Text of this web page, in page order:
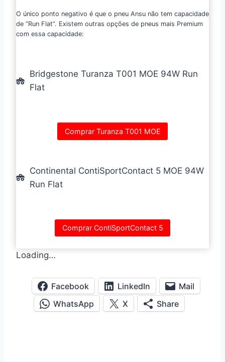
O único ponto negativo é que o pneu Ansu não tem capacidade
de “Run Flat”. Existem outras opções de pneus mais Premium
com essa capacidade:
Bridgestone Turanza T001 MOE 94W Run
Flat
Comprar Turanza T001 MOE
Continental ContiSportContact 5 MOE 94W
Run Flat
Comprar ContiSportContact 5
Loading…
Facebook LinkedIn
Mail
WhatsApp
X Share